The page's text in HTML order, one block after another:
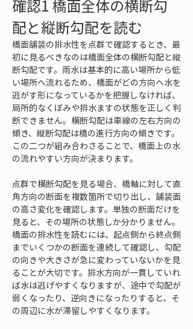
確認1 橋面全体の横断勾
配と縦断勾配を読む
橋面舗装の排水性を点群で確認するとき、最
初に見るべきなのは橋面全体の横断勾配と縦
断勾配です。雨水は基本的に高い場所から低
い場所へ流れるため、橋面がどの方向へ水を
逃がす形になっているかを把握しなければ、
局所的なくぼみや排水ますの状態を正しく判
断できません。横断勾配は車線の左右方向の
傾き、縦断勾配は橋の進行方向の傾きです。
この二つが組み合わさることで、橋面上の水
の流れやすい方向が決まります。
点群で横断勾配を見る場合、橋軸に対して直
角方向の断面を複数箇所で切り出し、舗装面
の高さ変化を確認します。単独の断面だけを
見ると、その場所の状態しか分かりません。
橋面の排水性を読むには、起点側から終点側
までいくつかの断面を連続して確認し、勾配
の向きや大きさが急に変わっていないかを見
ることが大切です。排水方向が一貫していれ
ば水は逃げやすくなりますが、途中で勾配が
弱くなったり、逆向きになったりすると、そ
の周辺に水が滞留しやすくなります。